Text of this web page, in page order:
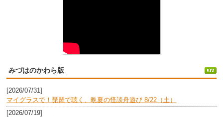
みづはのかわら版
[2026/07/31]
マイグラスで！琵琶で聴く、晩夏の怪談舟遊び 8/22（土）
[2026/07/19]